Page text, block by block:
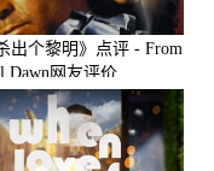
出个黎明》点评 - From
Dawn网友评价